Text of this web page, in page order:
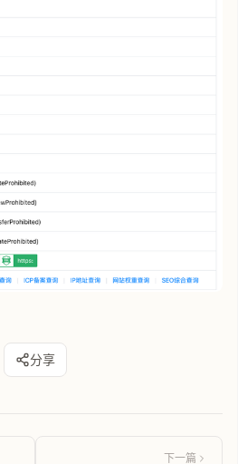
分享
下一篇